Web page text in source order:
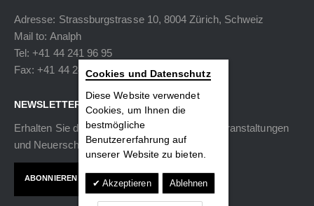
Adresse: Strassburgstrasse 10, 8004 Zürich, Schweiz
Mail to: Analph
Tel: +41 44 241 96 95
Fax: +41 44 240 34 40
NEWSLETTER
Erhalten Sie die neuesten Informationen zu Veranstaltungen
und Neuerscheinungen.
ABONNIEREN
Cookies und Datenschutz
Diese Website verwendet
Cookies, um Ihnen die
bestmögliche
Benutzererfahrung auf
unserer Website zu bieten.
Akzeptieren Ablehnen